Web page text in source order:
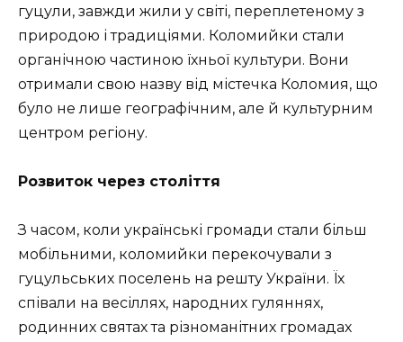
гуцули, завжди жили у світі, переплетеному з
природою і традиціями. Коломийки стали
органічною частиною їхньої культури. Вони
отримали свою назву від містечка Коломия, що
було не лише географічним, але й культурним
центром регіону.
Розвиток через століття
З часом, коли українські громади стали більш
мобільними, коломийки перекочували з
гуцульських поселень на решту України. Їх
співали на весіллях, народних гуляннях,
родинних святах та різноманітних громадах